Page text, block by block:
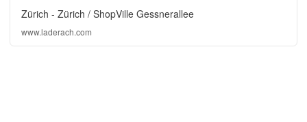
Zürich - Zürich / ShopVille Gessnerallee
www.laderach.com